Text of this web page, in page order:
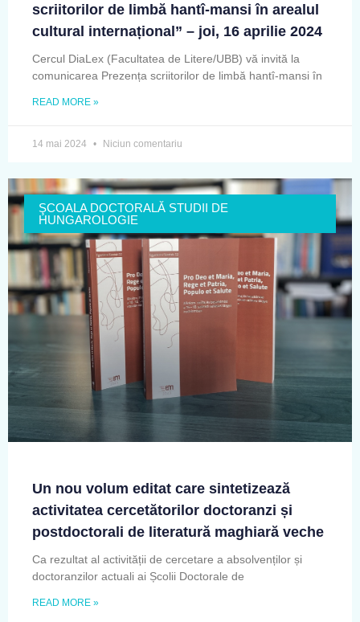
scriitorilor de limbă hantî-mansi în arealul
cultural internațional” – joi, 16 aprilie 2024
Cercul DiaLex (Facultatea de Litere/UBB) vă invită la
comunicarea Prezența scriitorilor de limbă hantî-mansi în
READ MORE »
14 mai 2024 Niciun comentariu
ŞCOALA DOCTORALĂ STUDII DE
HUNGAROLOGIE
Un nou volum editat care sintetizează
activitatea cercetătorilor doctoranzi și
postdoctorali de literatură maghiară veche
Ca rezultat al activității de cercetare a absolvenților și
doctoranzilor actuali ai Școlii Doctorale de
READ MORE »